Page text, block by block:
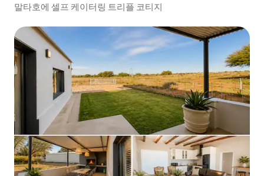
말타호에 셀프 케이터링 트리플 코티지